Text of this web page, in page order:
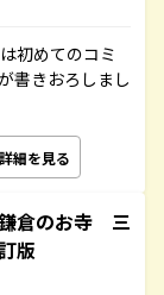
初めてのコミ
書きおろしまし
詳細を見る
倉のお寺 三
版